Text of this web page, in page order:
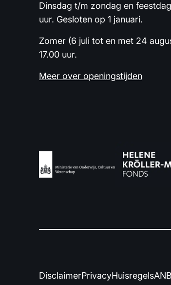
Dinsdag t/m zondag en
uur. Gesloten op 1 januari.
Zomer (6 juli tot en met 24
17.00 uur.
Meer over openingstijden
DisclaimerPrivacyHuisregels